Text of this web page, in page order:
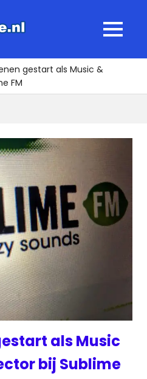
MENU
gestart als Music &
FM
als Music
bij Sublime